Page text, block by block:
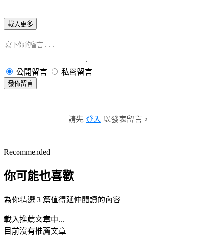
載入更多
公開留言 私密留言
發佈留言
請先 登入 以發表留言。
Recommended
你可能也喜歡
為你精選 3 篇值得延伸閱讀的內容
載入推薦文章中...
目前沒有推薦文章